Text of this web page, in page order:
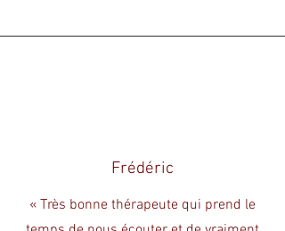
Frédéric
« Très bonne thérapeute qui prend le